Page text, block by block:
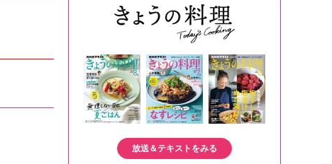
放送＆テキストをみる